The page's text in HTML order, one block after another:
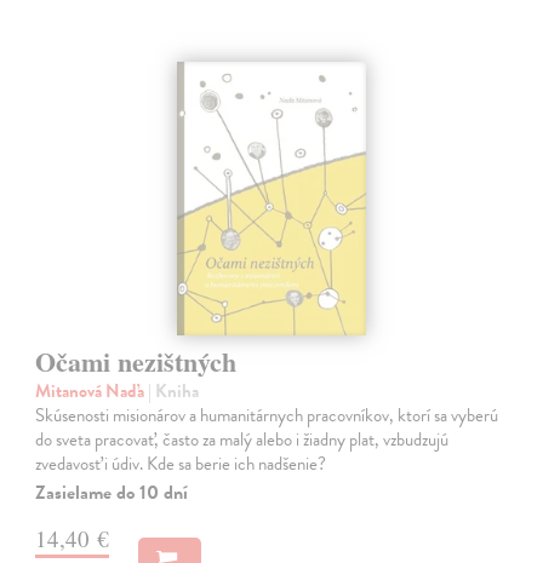
Očami nezištných
Mitanová Naďa| Kniha
Skúsenosti misionárov a humanitárnych pracovníkov, ktorí sa vyberú
do sveta pracovať, často za malý alebo i žiadny plat, vzbudzujú
zvedavosť i údiv. Kde sa berie ich nadšenie?
Zasielame do 10 dní
14,40 €